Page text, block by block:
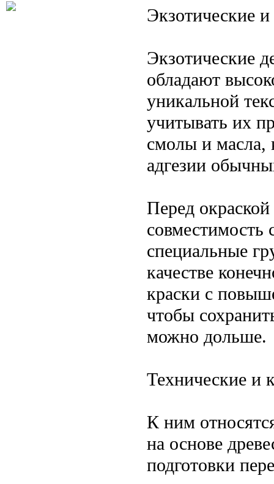
Экзотические
Экзотические
обладают
уникальной
учитывать их
смолы и масла,
адгезии
Перед окраской
совместимость
специальные
качестве
краски с
чтобы
можно дольше.
Технические и
К ним
на основе
подготовки